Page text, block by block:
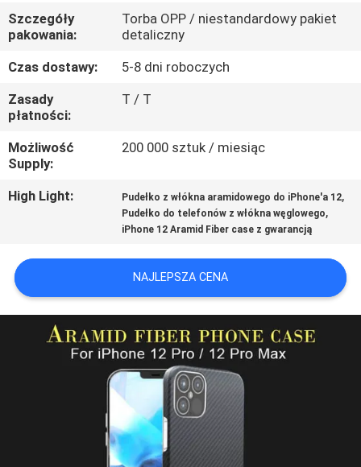
SKONTAKTUJ
SIĘ
Z
NAMI
AKTUALNOŚCI
NEWS
SITEMAP
Szczegóły
pakowania:
Torba OPP / niestandardowy pakiet
detaliczny
Czas dostawy:
5-8 dni roboczych
Zasady
płatności:
T / T
Możliwość
Supply:
200 000 sztuk / miesiąc
High Light: Pudełko z włókna aramidowego do iPhone'a 12,
Pudełko do telefonów z włókna węglowego,
iPhone 12 Aramid Fiber case z gwarancją
NAJLEPSZA CENA